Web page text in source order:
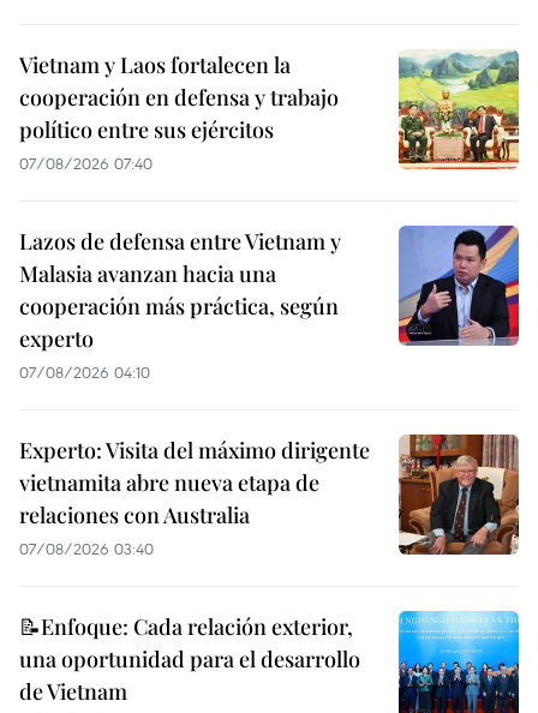
Vietnam y Laos fortalecen la
cooperación en defensa y trabajo
político entre sus ejércitos
07/08/2026 07:40
Lazos de defensa entre Vietnam y
Malasia avanzan hacia una
cooperación más práctica, según
experto
07/08/2026 04:10
Experto: Visita del máximo dirigente
vietnamita abre nueva etapa de
relaciones con Australia
07/08/2026 03:40
📝Enfoque: Cada relación exterior,
una oportunidad para el desarrollo
de Vietnam